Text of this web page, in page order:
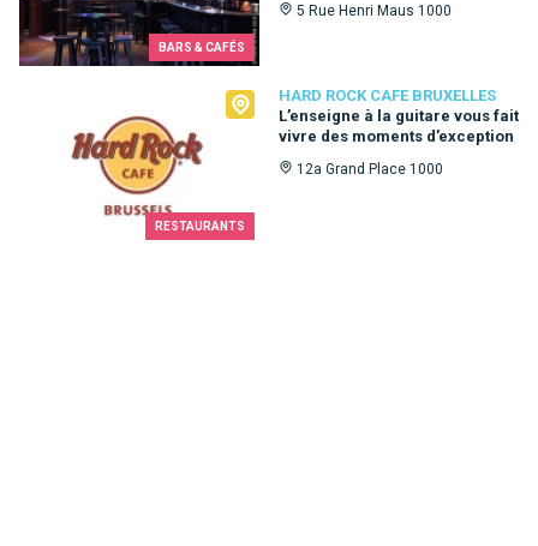
BARS & CAFÉS
5 Rue Henri Maus 1000
RESTAURANTS
HARD ROCK CAFE BRUXELLES
L’enseigne à la guitare vous fait
vivre des moments d’exception
12a Grand Place 1000
Hard Rock Cafe Bruxelles